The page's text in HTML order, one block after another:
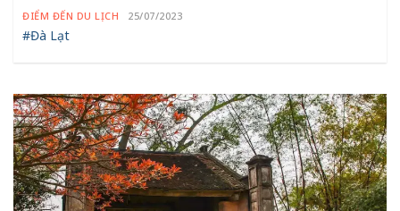
ĐIỂM ĐẾN DU LỊCH 25/07/2023
#Đà Lạt